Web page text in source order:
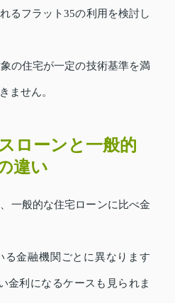
るフラット35の利用を検討し
の住宅が一定の技術基準を満
ません。
ローンと一般的
違い
一般的な住宅ローンに比べ金
る金融機関ごとに異なります
金利になるケースも見られま